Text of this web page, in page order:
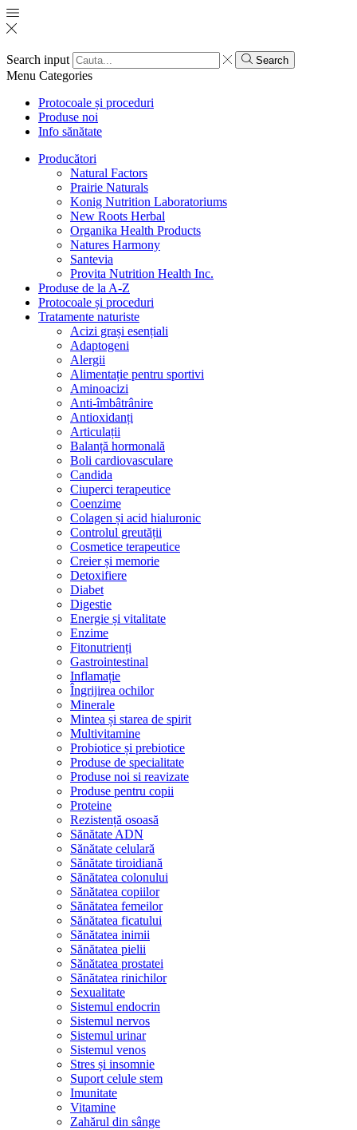
Search input Search
Menu Categories
Protocoale și proceduri
Produse noi
Info sănătate
Producători
Natural Factors
Prairie Naturals
Konig Nutrition Laboratoriums
New Roots Herbal
Organika Health Products
Natures Harmony
Santevia
Provita Nutrition Health Inc.
Produse de la A-Z
Protocoale și proceduri
Tratamente naturiste
Acizi grași esențiali
Adaptogeni
Alergii
Alimentație pentru sportivi
Aminoacizi
Anti-îmbâtrânire
Antioxidanți
Articulații
Balanță hormonală
Boli cardiovasculare
Candida
Ciuperci terapeutice
Coenzime
Colagen și acid hialuronic
Controlul greutății
Cosmetice terapeutice
Creier și memorie
Detoxifiere
Diabet
Digestie
Energie și vitalitate
Enzime
Fitonutrienți
Gastrointestinal
Inflamație
Îngrijirea ochilor
Minerale
Mintea și starea de spirit
Multivitamine
Probiotice și prebiotice
Produse de specialitate
Produse noi si reavizate
Produse pentru copii
Proteine
Rezistență osoasă
Sănătate ADN
Sănătate celulară
Sănătate tiroidiană
Sănătatea colonului
Sănătatea copiilor
Sănătatea femeilor
Sănătatea ficatului
Sănătatea inimii
Sănătatea pielii
Sănătatea prostatei
Sănătatea rinichilor
Sexualitate
Sistemul endocrin
Sistemul nervos
Sistemul urinar
Sistemul venos
Stres și insomnie
Suport celule stem
Imunitate
Vitamine
Zahărul din sânge